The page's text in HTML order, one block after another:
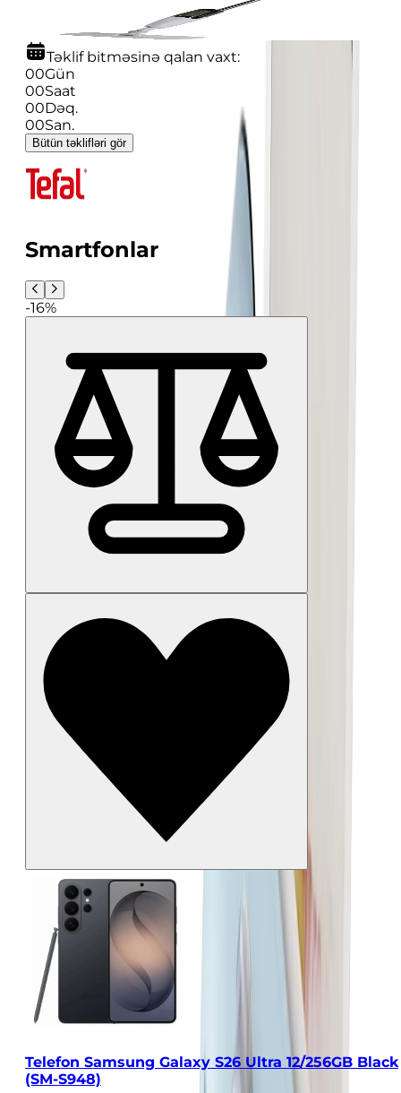
29.99
Təklif bitməsinə qalan vaxt:
00Gün
00Saat
00Dəq.
00San.
Bütün təklifləri gör
Smartfonlar
-16%
Telefon Samsung Galaxy S26 Ultra 12/256GB Black
(SM-S948)